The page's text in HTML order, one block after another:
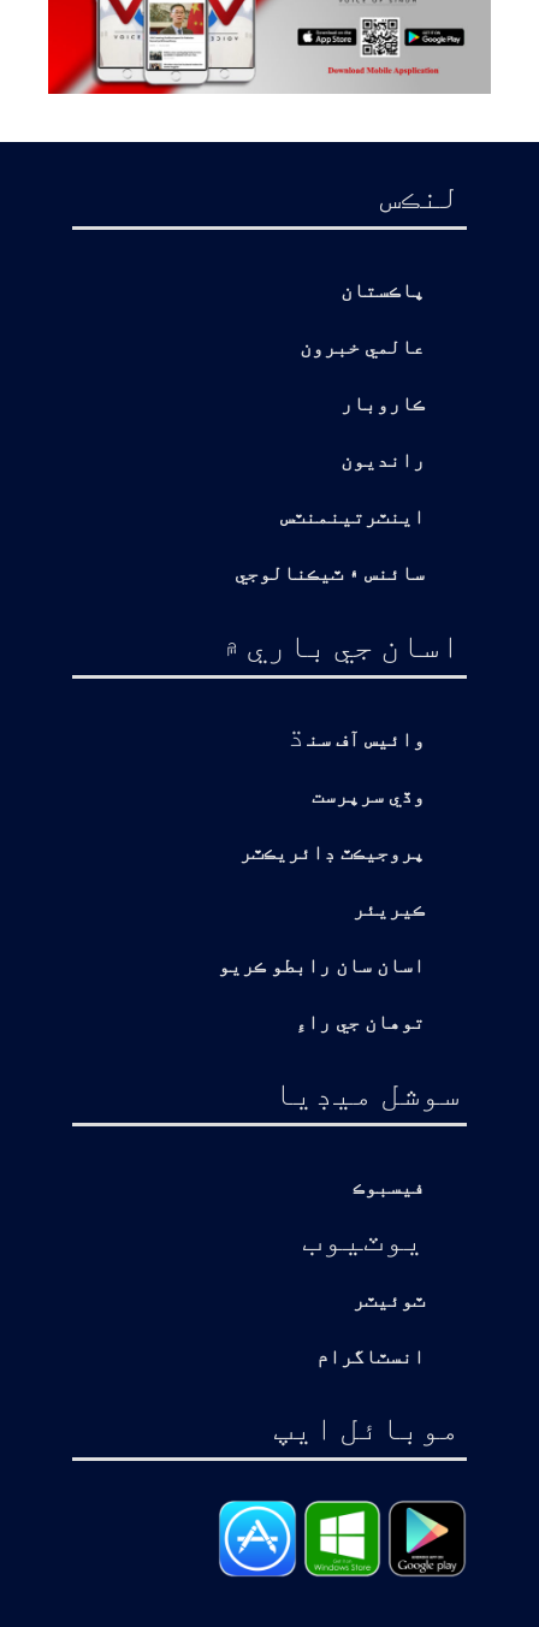
لنڪس
پاڪستان
عالمي خبرون
ڪاروبار
رانديون
اينٽرتينمنٽس
سائنس ۽ ٽيڪنالوجي
اسان جي باري ۾
وائيس آف سن ڌ
وڏي سرپرست
پروجيڪٽ ڊائريڪٽر
ڪيريئر
اسان سان رابطو ڪريو
توهان جي راءِ
سوشل ميڊيا
فيسبوڪ
يوٽيوب
ٽوئيٽر
انسٽاگرام
موبائل ايپ